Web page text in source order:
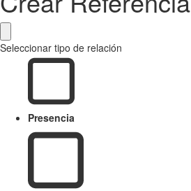
Seleccionar tipo de relación
Presencia